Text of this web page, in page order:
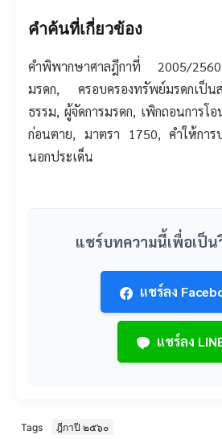
คำค้นที่เกี่ยวข้อง
คำพิพากษาศาลฎีกาที่ 2005/
มรดก, ครอบครองทรัพย์มรดกเป็
ธรรม, ผู้จัดการมรดก, เพิกถอนการโ
ก่อนตาย, มาตรา 1750, คำให้การ
นอกประเด็น
แชร์บทความนี้เพื่อเป็
แชร์ลง
แชร์ลง
Tags ฎีกาปี ๒๕๖๐